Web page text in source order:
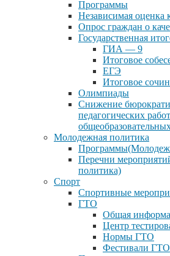
Программы
Независимая оценка
Опрос граждан о
Государственная
ГИА — 9
Итоговое
ЕГЭ
Итоговое
Олимпиады
Снижение
педагогических
Молодежная политика
Перечни
политика)
Спорт
Спортивные
ГТО
Общая
Центр
Нормы ГТО
Фестивали ГТО